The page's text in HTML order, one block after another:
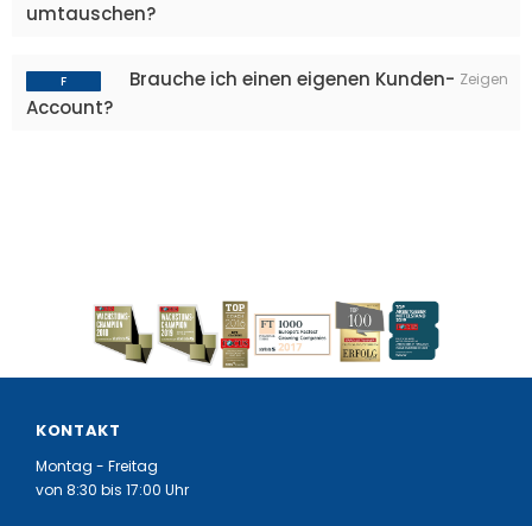
umtauschen?
Brauche ich einen eigenen Kunden-
Account?
KONTAKT
Montag - Freitag
von 8:30 bis 17:00 Uhr